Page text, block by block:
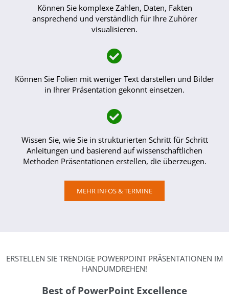
Können Sie komplexe Zahlen, Daten, Fakten
ansprechend und verständlich für Ihre Zuhörer
visualisieren.
Können Sie Folien mit weniger Text darstellen und Bilder
in Ihrer Präsentation gekonnt einsetzen.
Wissen Sie, wie Sie in strukturierten Schritt für Schritt
Anleitungen und basierend auf wissenschaftlichen
Methoden Präsentationen erstellen, die überzeugen.
MEHR INFOS & TERMINE
ERSTELLEN SIE TRENDIGE POWERPOINT PRÄSENTATIONEN IM
HANDUMDREHEN!
Best of PowerPoint Excellence